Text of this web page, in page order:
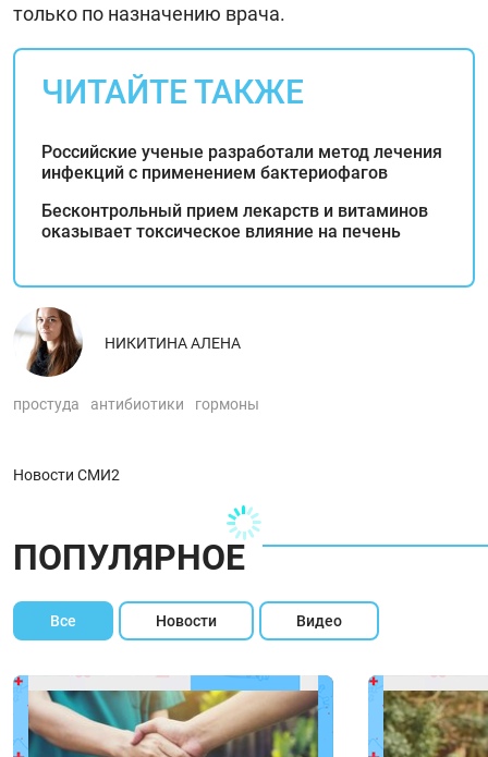
только по назначению врача.
ЧИТАЙТЕ ТАКЖЕ
Российские ученые разработали метод лечения
инфекций с применением бактериофагов
Бесконтрольный прием лекарств и витаминов
оказывает токсическое влияние на печень
НИКИТИНА АЛЕНА
простуда антибиотики гормоны
Новости СМИ2
ПОПУЛЯРНОЕ
Все Новости Видео